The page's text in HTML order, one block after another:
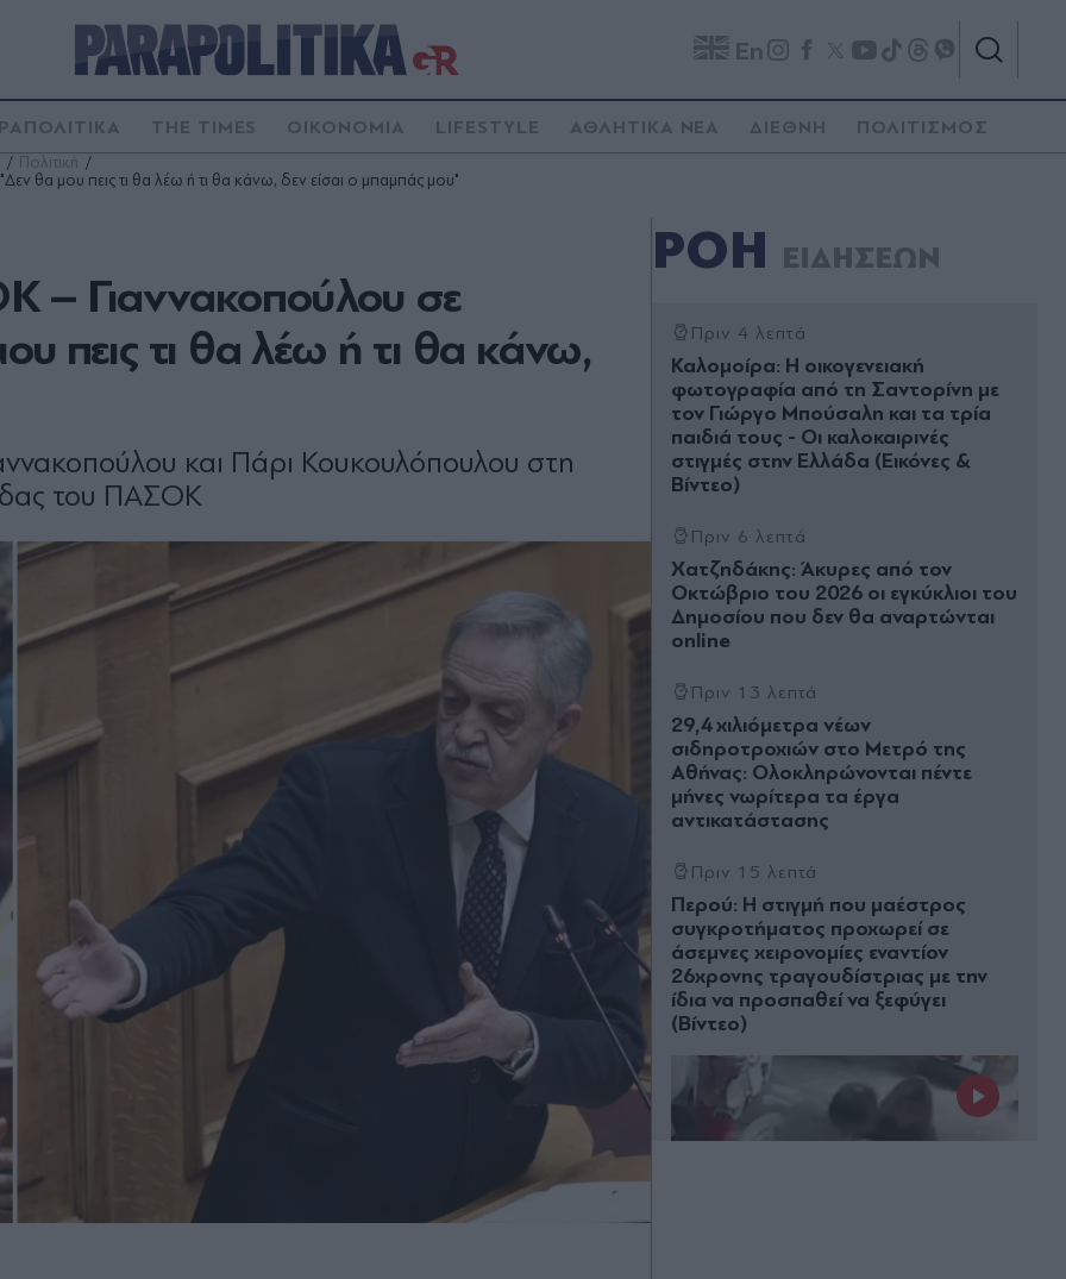
En
THE TIMES ΟΙΚΟΝΟΜΙΑ LIFESTYLE ΑΘΛΗΤΙΚΑ ΝΕΑ ΔΙΕΘΝΗ ΠΟΛΙΤΙΣΜΟΣ
Πολιτική
μου πεις τι θα λέω ή τι θα κάνω, δεν είσαι ο μπαμπάς μου"
– Γιαννακοπούλου σε
πεις τι θα λέω ή τι θα κάνω,
και Πάρι Κουκουλόπουλου στη
του ΠΑΣΟΚ
ΡΟΗ ΕΙΔΗΣΕΩΝ
Πριν 4 λεπτά
Καλομοίρα: Η οικογενειακή
φωτογραφία από τη Σαντορίνη με
τον Γιώργο Μπούσαλη και τα τρία
παιδιά τους - Οι καλοκαιρινές
στιγμές στην Ελλάδα (Εικόνες &
Βίντεο)
Πριν 6 λεπτά
Χατζηδάκης: Άκυρες από τον
Οκτώβριο του 2026 οι εγκύκλιοι του
Δημοσίου που δεν θα αναρτώνται
online
Πριν 13 λεπτά
29,4 χιλιόμετρα νέων
σιδηροτροχιών στο Μετρό της
Αθήνας: Ολοκληρώνονται πέντε
μήνες νωρίτερα τα έργα
αντικατάστασης
Πριν 15 λεπτά
Περού: Η στιγμή που μαέστρος
συγκροτήματος προχωρεί σε
άσεμνες χειρονομίες εναντίον
26χρονης τραγουδίστριας με την
ίδια να προσπαθεί να ξεφύγει
(Βίντεο)